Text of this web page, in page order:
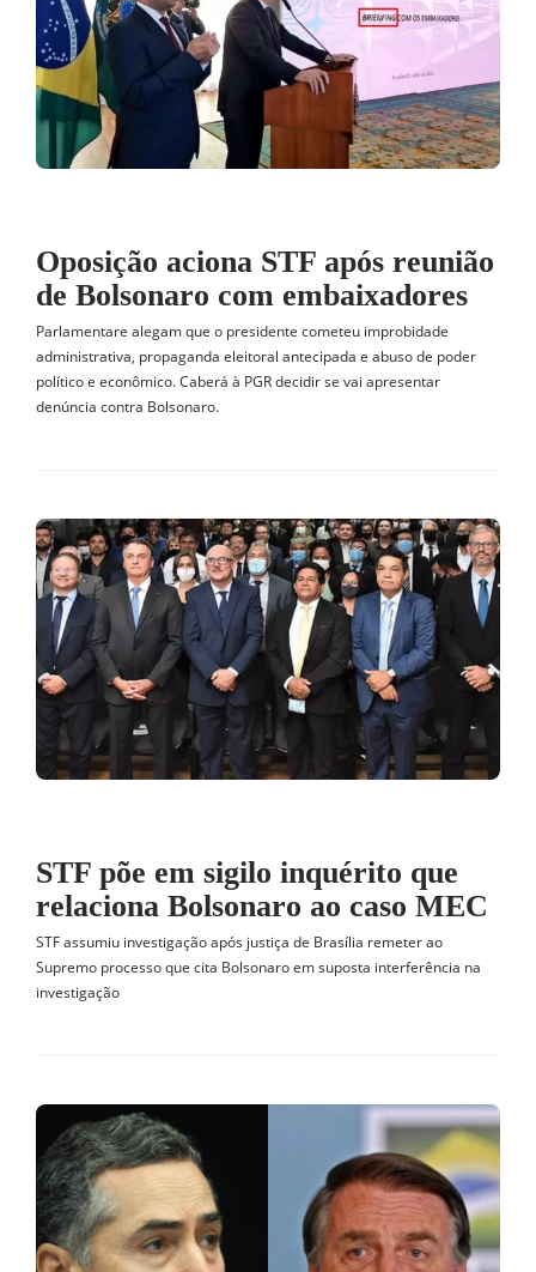
Oposição aciona STF após reunião
de Bolsonaro com embaixadores
Parlamentare alegam que o presidente cometeu improbidade
administrativa, propaganda eleitoral antecipada e abuso de poder
político e econômico. Caberá à PGR decidir se vai apresentar
denúncia contra Bolsonaro.
STF põe em sigilo inquérito que
relaciona Bolsonaro ao caso MEC
STF assumiu investigação após justiça de Brasília remeter ao
Supremo processo que cita Bolsonaro em suposta interferência na
investigação